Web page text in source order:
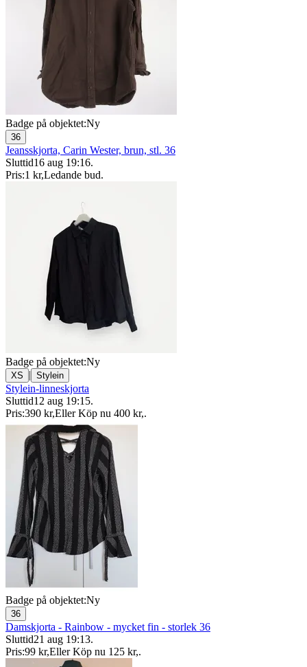
Badge på objektet:Ny
36
Jeansskjorta, Carin Wester, brun, stl. 36
Sluttid16 aug 19:16.
Pris:1 kr,Ledande bud.
Badge på objektet:Ny
XS | Stylein
Stylein-linneskjorta
Sluttid12 aug 19:15.
Pris:390 kr,Eller Köp nu 400 kr,.
Badge på objektet:Ny
36
Damskjorta - Rainbow - mycket fin - storlek 36
Sluttid21 aug 19:13.
Pris:99 kr,Eller Köp nu 125 kr,.